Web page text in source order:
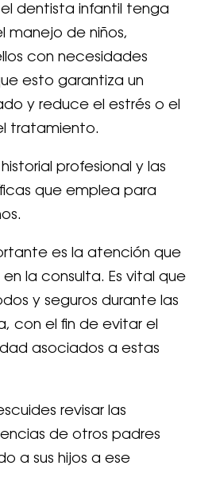
dentista infantil tenga
manejo de niños,
con necesidades
esto garantiza un
y reduce el estrés o el
tratamiento.
profesional y las
que emplea para
es la atención que
en la consulta. Es vital que
y seguros durante las
con el fin de evitar el
asociados a estas
revisar las
de otros padres
a sus hijos a ese